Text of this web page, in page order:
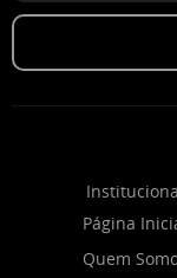
Página
Quem